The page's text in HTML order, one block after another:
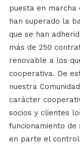
puesta en marcha
han superado la
que se han
más de 250
renovable a los
cooperativa. De
nuestra
carácter
socios y clientes
funcionamiento
en parte el